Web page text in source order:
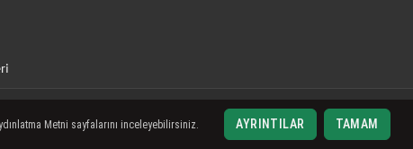
Metni sayfalarını inceleyebilirsiniz. AYRINTILAR TAMAM